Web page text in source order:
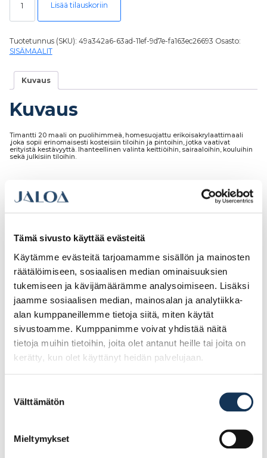
Tämä sivusto käyttää evästeitä
Käytämme evästeitä tarjoamamme sisällön ja mainosten
räätälöimiseen, sosiaalisen median ominaisuuksien
tukemiseen ja kävijämäärämme analysoimiseen. Lisäksi
jaamme sosiaalisen median, mainosalan ja analytiikka-
alan kumppaneillemme tietoja siitä, miten käytät
sivustoamme. Kumppanimme voivat yhdistää näitä
tietoja muihin tietoihin, joita olet antanut heille tai joita on
kerätty, kun olet käyttänyt heidän palvelujaan.
valinta
Välttämätön
Mieltymykset
Lisää tilauskoriin
Tuotetunnus (SKU): 49a342a6-63ad-11ef-9d7e-fa163ec26693 Osasto:
SISÄMAALIT
Kuvaus
Kuvaus
Timantti 20 maali on puolihimmeä, homesuojattu erikoisakrylaattimaali
,joka sopii erinomaisesti kosteisiin tiloihin ja pintoihin, jotka vaativat
erityistä kestävyyttä. Ihanteellinen valinta keittiöihin, sairaaloihin, kouluihin
sekä julkisiin tiloihin.
Tutustu myös
Seinämaali Ideo Pro 7